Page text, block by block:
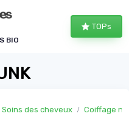
BIO
TOPs
Soins des cheveux Coiffage